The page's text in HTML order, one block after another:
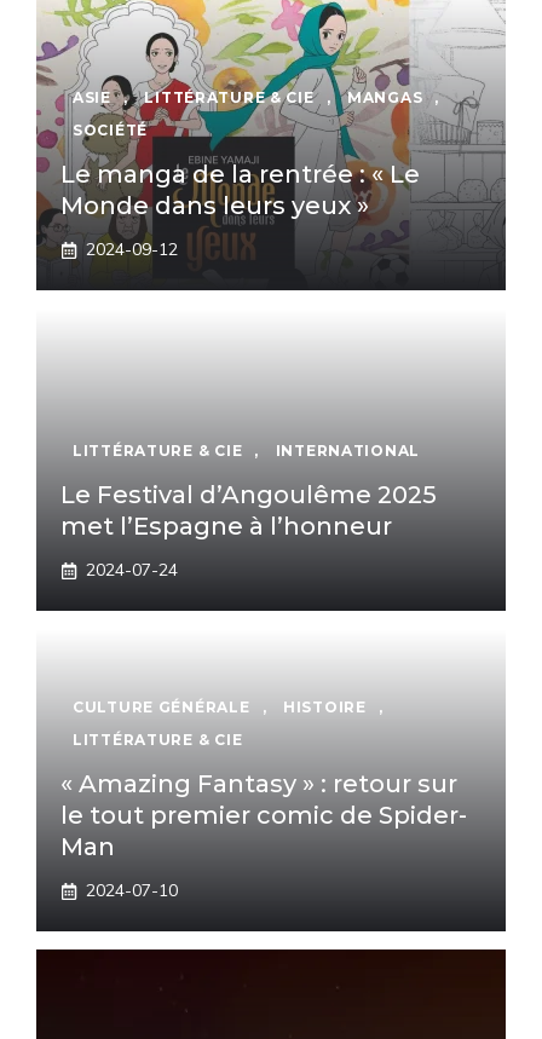
ASIE , LITTÉRATURE & CIE , MANGAS
,
SOCIÉTÉ
Le manga de la rentrée : « Le
Monde dans leurs yeux »
2024-09-12
LITTÉRATURE & CIE , INTERNATIONAL
Le Festival d’Angoulême 2025
met l’Espagne à l’honneur
2024-07-24
CULTURE GÉNÉRALE , HISTOIRE
,
LITTÉRATURE & CIE
« Amazing Fantasy » : retour sur
le tout premier comic de Spider-
Man
2024-07-10